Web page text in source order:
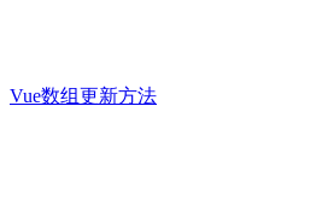
Vue数组更新方法